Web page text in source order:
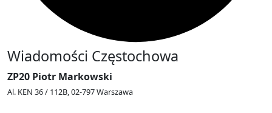
Wiadomości Częstochowa
ZP20 Piotr Markowski
Al. KEN 36 / 112B, 02-797 Warszawa